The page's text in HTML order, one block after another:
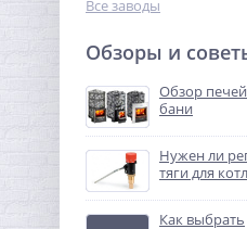
Все заводы
Обзоры и
Обзор
бани
Нужен ли
тяги для
Как выбрать